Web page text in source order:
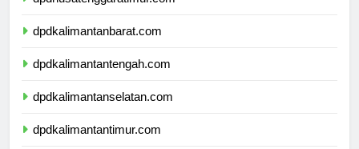
dpdkalimantanbarat.com
dpdkalimantantengah.com
dpdkalimantanselatan.com
dpdkalimantantimur.com